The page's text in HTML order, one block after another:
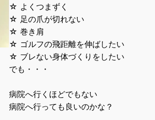
☆ よくつまずく
☆ 足の爪が切れない
☆ 巻き肩
☆ ゴルフの飛距離を伸ばしたい
☆ ブレない身体づくりをしたい
でも・・・
病院へ行くほどでもない
病院へ行っても良いのかな？